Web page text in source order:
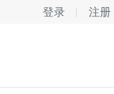
登录 注册